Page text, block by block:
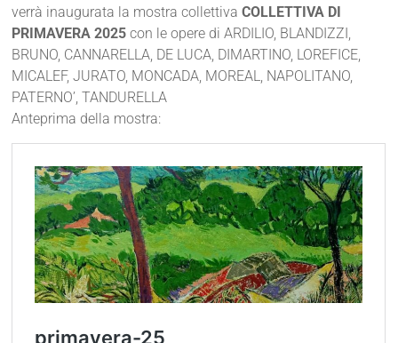
verrà inaugurata la mostra collettivaCOLLETTIVA DI
PRIMAVERA 2025 con le opere di ARDILIO, BLANDIZZI,
BRUNO, CANNARELLA, DE LUCA, DIMARTINO, LOREFICE,
MICALEF, JURATO, MONCADA, MOREAL, NAPOLITANO,
PATERNO’, TANDURELLA
Anteprima della mostra: